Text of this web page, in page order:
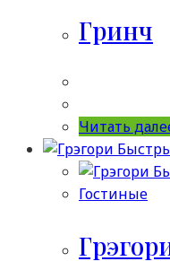
Гринч
Читать
Гостиные